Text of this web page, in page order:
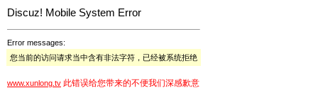
Discuz! Mobile System Error
Error messages:
您当前的访问请求当中含有非法字符，已经被系统拒绝
www.xunlong.tv 此错误给您带来的不便我们深感歉意